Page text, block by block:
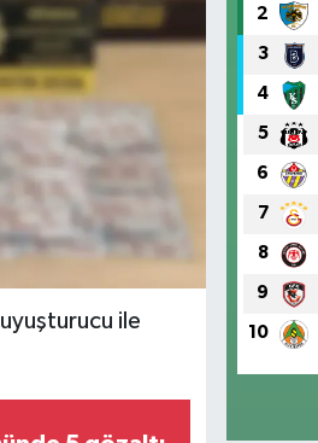
ile
2
3
4
5
6
7
8
9
10